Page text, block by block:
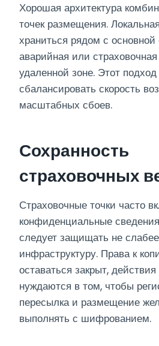
Хорошая архитектура
точек размещения.
храниться рядом с
аварийная или
удаленной зоне. Этот подход
сбалансировать скорость
масштабных сбоев.
Сохранность
страховочных
Страховочные точки часто
конфиденциальные
следует защищать не
инфраструктуру. Права к
оставаться закрыт,
нуждаются в том, чтобы
пересылка и размещение
выполнять с шифрованием.